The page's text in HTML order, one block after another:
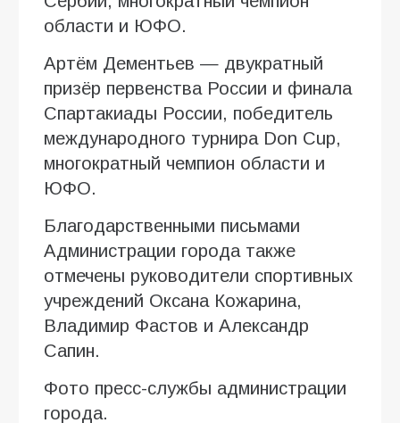
области и ЮФО.
Артём Дементьев — двукратный
призёр первенства России и финала
Спартакиады России, победитель
международного турнира Don Cup,
многократный чемпион области и
ЮФО.
Благодарственными письмами
Администрации города также
отмечены руководители спортивных
учреждений Оксана Кожарина,
Владимир Фастов и Александр
Сапин.
Фото пресс-службы администрации
города.